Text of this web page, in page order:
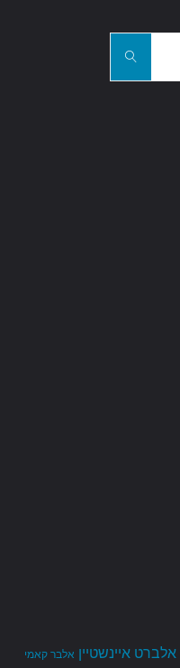
חפשו
אלברט איינשטיין אלבר קאמי